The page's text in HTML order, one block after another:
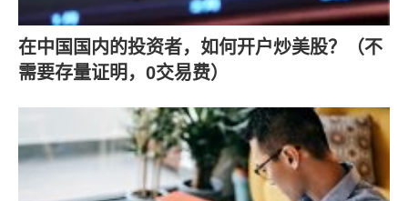
在中国国内的投资者，如何开户炒美股？（不
需要存量证明，0交易费）